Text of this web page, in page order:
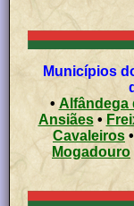
Municípios
• Alfândega
Ansiães•
Cavaleiros •
Mogadouro